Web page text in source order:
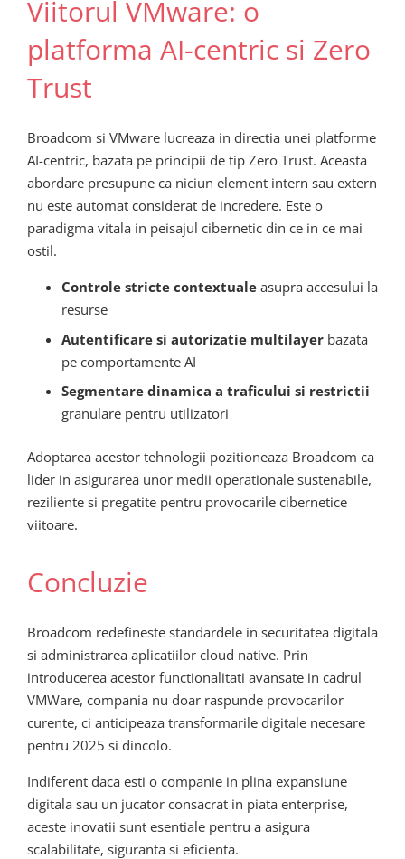
Viitorul VMware: o
platforma AI-centric si Zero
Trust
Broadcom si VMware lucreaza in directia unei platforme
AI-centric, bazata pe principii de tip Zero Trust. Aceasta
abordare presupune ca niciun element intern sau extern
nu este automat considerat de incredere. Este o
paradigma vitala in peisajul cibernetic din ce in ce mai
ostil.
Controle stricte contextualeasupra accesului la
resurse
Autentificare si autorizatie multilayerbazata
pe comportamente AI
Segmentare dinamica a traficului si restrictii
granulare pentru utilizatori
Adoptarea acestor tehnologii pozitioneaza Broadcom ca
lider in asigurarea unor medii operationale sustenabile,
reziliente si pregatite pentru provocarile cibernetice
viitoare.
Concluzie
Broadcom redefineste standardele in securitatea digitala
si administrarea aplicatiilor cloud native. Prin
introducerea acestor functionalitati avansate in cadrul
VMWare, compania nu doar raspunde provocarilor
curente, ci anticipeaza transformarile digitale necesare
pentru 2025 si dincolo.
Indiferent daca esti o companie in plina expansiune
digitala sau un jucator consacrat in piata enterprise,
aceste inovatii sunt esentiale pentru a asigura
scalabilitate, siguranta si eficienta.